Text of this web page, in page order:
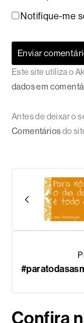
Notifique-me
Este site utiliza o
dados em
Antes de deixar o
Comentáriosdo
Confira